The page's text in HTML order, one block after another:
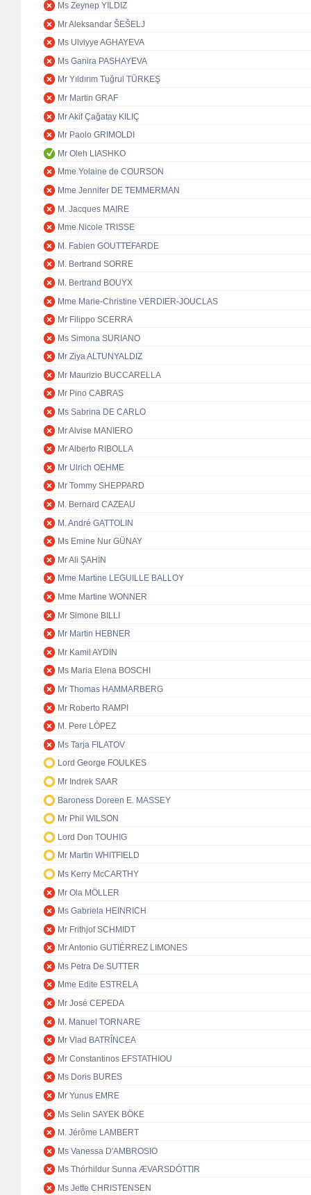
Ms Zeynep YILDIZ
Mr Aleksandar ŠEŠELJ
Ms Ulviyye AGHAYEVA
Ms Ganira PASHAYEVA
Mr Yıldırım Tuğrul TÜRKEŞ
Mr Martin GRAF
Mr Akif Çağatay KILIÇ
Mr Paolo GRIMOLDI
Mr Oleh LIASHKO
Mme Yolaine de COURSON
Mme Jennifer DE TEMMERMAN
M. Jacques MAIRE
Mme Nicole TRISSE
M. Fabien GOUTTEFARDE
M. Bertrand SORRE
M. Bertrand BOUYX
Mme Marie-Christine VERDIER-JOUCLAS
Mr Filippo SCERRA
Ms Simona SURIANO
Mr Ziya ALTUNYALDIZ
Mr Maurizio BUCCARELLA
Mr Pino CABRAS
Ms Sabrina DE CARLO
Mr Alvise MANIERO
Mr Alberto RIBOLLA
Mr Ulrich OEHME
Mr Tommy SHEPPARD
M. Bernard CAZEAU
M. André GATTOLIN
Ms Emine Nur GÜNAY
Mr Ali ŞAHİN
Mme Martine LEGUILLE BALLOY
Mme Martine WONNER
Mr Simone BILLI
Mr Martin HEBNER
Mr Kamil AYDIN
Ms Maria Elena BOSCHI
Mr Thomas HAMMARBERG
Mr Roberto RAMPI
M. Pere LÓPEZ
Ms Tarja FILATOV
Lord George FOULKES
Mr Indrek SAAR
Baroness Doreen E. MASSEY
Mr Phil WILSON
Lord Don TOUHIG
Mr Martin WHITFIELD
Ms Kerry McCARTHY
Mr Ola MÖLLER
Ms Gabriela HEINRICH
Mr Frithjof SCHMIDT
Mr Antonio GUTIÉRREZ LIMONES
Ms Petra De SUTTER
Mme Edite ESTRELA
Mr José CEPEDA
M. Manuel TORNARE
Mr Vlad BATRÎNCEA
Mr Constantinos EFSTATHIOU
Ms Doris BURES
Mr Yunus EMRE
Ms Selin SAYEK BÖKE
M. Jérôme LAMBERT
Ms Vanessa D'AMBROSIO
Ms Thórhildur Sunna ÆVARSDÓTTIR
Ms Jette CHRISTENSEN